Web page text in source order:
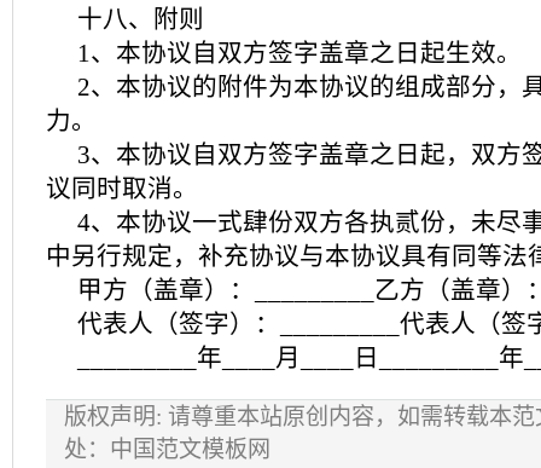
十八、附则
1、本协议自双方签字盖章之日起生效。
2、本协议的附件为本协议的组成部分，
力。
3、本协议自双方签字盖章之日起，双方
议同时取消。
4、本协议一式肆份双方各执贰份，未尽
中另行规定，补充协议与本协议具有同等法
甲方（盖章）：_________乙方（盖章）
代表人（签字）：_________代表人（签
_________年____月____日_________年
版权声明: 请尊重本站原创内容，如需转载本
处：中国范文模板网